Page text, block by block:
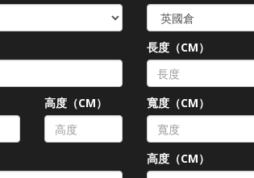
高度（CM）
長度（CM）
寬度（CM）
高度（CM）